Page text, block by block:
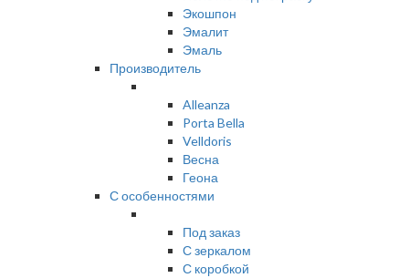
Экошпон
Эмалит
Эмаль
Производитель
Alleanza
Porta Bella
Velldoris
Весна
Геона
С особенностями
Под заказ
С зеркалом
С коробкой